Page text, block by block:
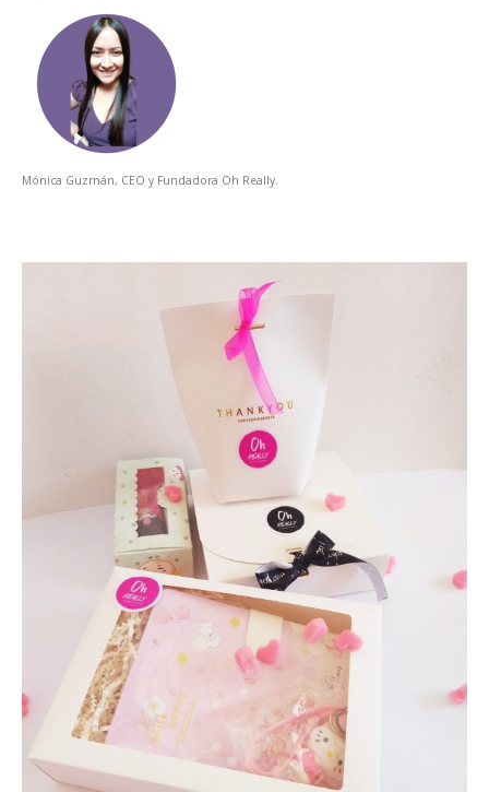
Mónica Guzmán, CEO y Fundadora Oh Really.